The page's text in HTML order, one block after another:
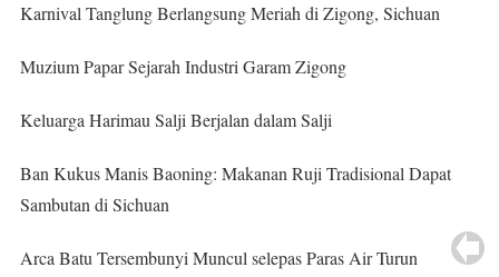
Karnival Tanglung Berlangsung Meriah di Zigong, Sichuan
Muzium Papar Sejarah Industri Garam Zigong
Keluarga Harimau Salji Berjalan dalam Salji
Ban Kukus Manis Baoning: Makanan Ruji Tradisional Dapat
Sambutan di Sichuan
Arca Batu Tersembunyi Muncul selepas Paras Air Turun